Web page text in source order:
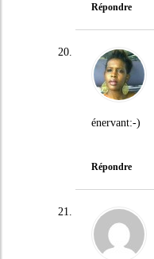
Répondre
énervant:-)
Répondre